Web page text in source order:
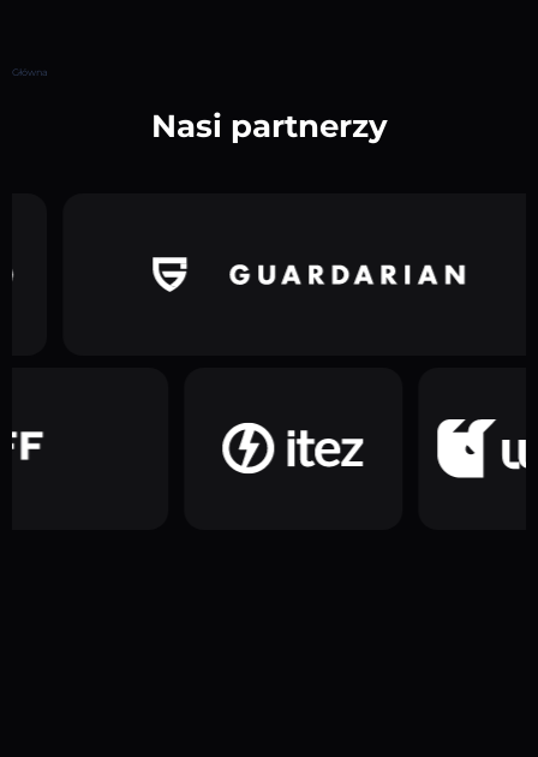
Główna
Nasi partnerzy